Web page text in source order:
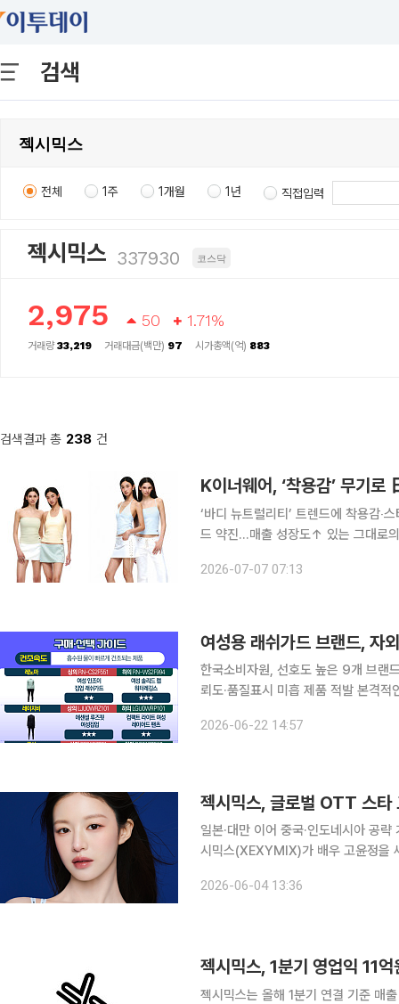
검색
전체 1주 1개월 1년 직접입력
젝시믹스 337930 코스닥
2,975 50 1.71%
거래량33,219 거래대금(백만) 97 시가총액(억) 883
검색결과 총 238 건
K이너웨어, ‘착용감’ 무기
‘바디 뉴트럴리티’ 트렌드에 착용감‧
드 약진...매출 성장도↑ 있는 그대로의 몸을 존중하는 ‘바디 뉴트럴리티’ 확산에 언더웨어 시장도
스’‧‘노와이어’ 등에 초점을 신흥 브
2026-07-07 07:13
한국소비자원, 선호도 높은 9개 브랜
뢰도·품질표시 미흡 제품 적발 본격적인 여름철 물놀이 시즌을 앞두고 소비자들이 많이 찾는 여성용
2026-06-22 14:57
젝시믹스, 글로벌 OTT 스타
일본·대만 이어 중국·인도네시아 공략 가속화...해외 실
시믹스(XEXYMIX)가 배우 고윤정을
리시 퍼포먼스 및 웰니스 라이프스타
2026-06-04 13:36
젝시믹스, 1분기 영업익
젝시믹스는 올해 1분기 연결 기준 매출